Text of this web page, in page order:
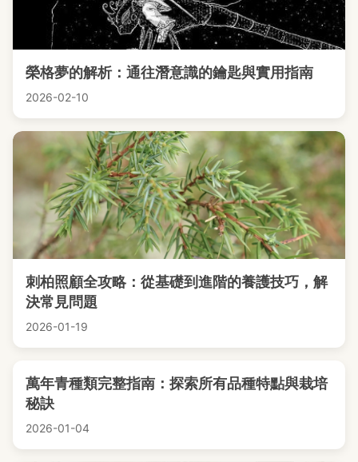
榮格夢的解析：通往潛意識的鑰匙與實用指南
2026-02-10
刺柏照顧全攻略：從基礎到進階的養護技巧，解
決常見問題
2026-01-19
萬年青種類完整指南：探索所有品種特點與栽培
秘訣
2026-01-04